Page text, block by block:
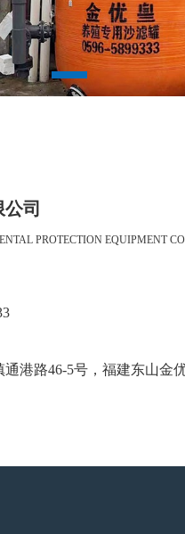
司
PROTECTION EQUIPMENT
港路46-5号，福建东山金